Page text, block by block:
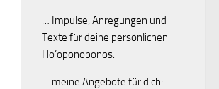
… Impulse, Anregungen und
Texte für deine persönlichen
Ho’oponoponos.
… meine Angebote für dich: